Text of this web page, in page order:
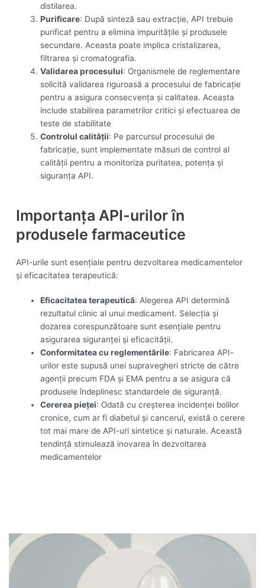
distilarea.
Purificare: După sinteză sau extracție, API trebuie
purificat pentru a elimina impuritățile și produsele
secundare. Aceasta poate implica cristalizarea,
filtrarea și cromatografia.
Validarea procesului: Organismele de reglementare
solicită validarea riguroasă a procesului de fabricație
pentru a asigura consecvența și calitatea. Aceasta
include stabilirea parametrilor critici și efectuarea de
teste de stabilitate
Controlul calității: Pe parcursul procesului de
fabricație, sunt implementate măsuri de control al
calității pentru a monitoriza puritatea, potența și
siguranța API.
Importanța API-urilor în
produsele farmaceutice
API-urile sunt esențiale pentru dezvoltarea medicamentelor
și eficacitatea terapeutică:
Eficacitatea terapeutică: Alegerea API determină
rezultatul clinic al unui medicament. Selecția și
dozarea corespunzătoare sunt esențiale pentru
asigurarea siguranței și eficacității.
Conformitatea cu reglementările: Fabricarea API-
urilor este supusă unei supravegheri stricte de către
agenții precum FDA și EMA pentru a se asigura că
produsele îndeplinesc standardele de siguranță.
Cererea pieței: Odată cu creșterea incidenței bolilor
cronice, cum ar fi diabetul și cancerul, există o cerere
tot mai mare de API-uri sintetice și naturale. Această
tendință stimulează inovarea în dezvoltarea
medicamentelor